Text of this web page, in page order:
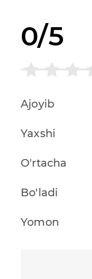
0/5
Ajoyib
Yaxshi
O'rtacha
Bo'ladi
Yomon